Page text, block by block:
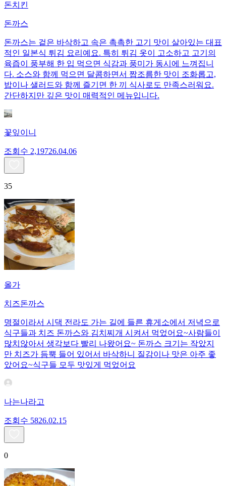
돈치킨
돈까스
돈까스는 겉은 바삭하고 속은 촉촉한 고기 맛이 살아있는 대표
적인 일본식 튀김 요리예요. 특히 튀김 옷이 고소하고 고기의
육즙이 풍부해 한 입 먹으면 식감과 풍미가 동시에 느껴집니
다. 소스와 함께 먹으면 달콤하면서 짭조름한 맛이 조화롭고,
밥이나 샐러드와 함께 즐기면 한 끼 식사로도 만족스러워요.
간단하지만 깊은 맛이 매력적인 메뉴입니다.
꽃잎이니
조회수 2,19726.04.06
35
올가
치즈돈까스
명절이라서 시댁 전라도 가는 길에 들른 휴게소에서 저녁으로
식구들과 치즈 돈까스와 김치찌개 시켜서 먹었어요~사람들이
많치않아서 생각보다 빨리 나왔어요~ 돈까스 크기는 작았지
만 치즈가 듬뿍 들어 있어서 바삭하니 질감이나 맛은 아주 좋
았어요~식구들 모두 맛있게 먹었어요
나는나라고
조회수 5826.02.15
0